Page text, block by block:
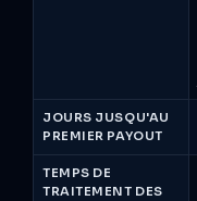
JOURS JUSQU'AU
PREMIER PAYOUT
TEMPS DE
TRAITEMENT DES